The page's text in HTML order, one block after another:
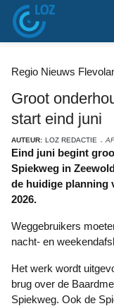
Regio Nieuws
Groot
start eind juni
AUTEUR: LOZ REDACTIE
Eind juni begint groot onderhoud aan de Gooiseweg en de
Spiekweg in
de huidige planning
2026.
Weggebruikers moeten in die periode rekening houden met
nacht- en
Het werk wordt uitgevoerd aan de Gooiseweg (N305) tussen de
brug over de
Spiekweg. Ook de